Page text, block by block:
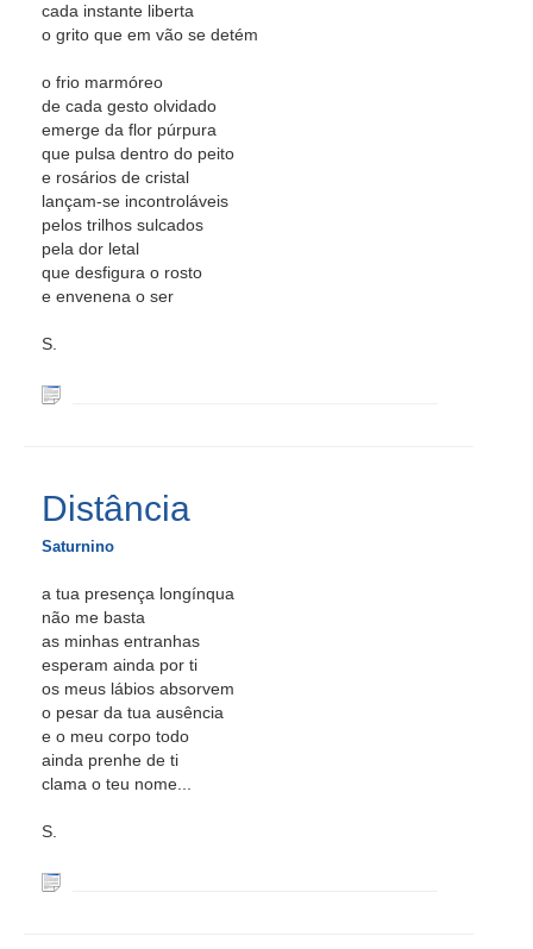
cada instante liberta
o grito que em vão se detém
o frio marmóreo
de cada gesto olvidado
emerge da flor púrpura
que pulsa dentro do peito
e rosários de cristal
lançam-se incontroláveis
pelos trilhos sulcados
pela dor letal
que desfigura o rosto
e envenena o ser
S.
Distância
Saturnino
a tua presença longínqua
não me basta
as minhas entranhas
esperam ainda por ti
os meus lábios absorvem
o pesar da tua ausência
e o meu corpo todo
ainda prenhe de ti
clama o teu nome...
S.